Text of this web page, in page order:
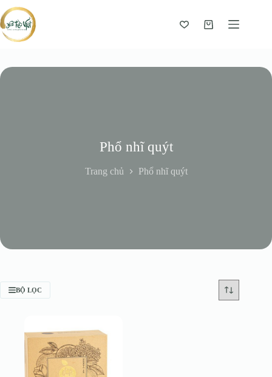
Giỏ
Phổ nhĩ quýt
Trang chủ Phổ nhĩ quýt
BỘ LỌC